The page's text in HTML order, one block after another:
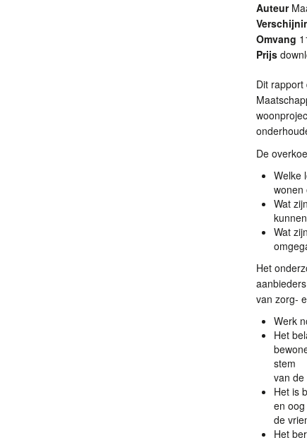
Auteur
Omvang
Prijs
Dit
De
Welke
wonen
Wat
Wat
Het
aanbieders
van zorg-
Werk
Het
stem
van de
Het is
en
de
Het